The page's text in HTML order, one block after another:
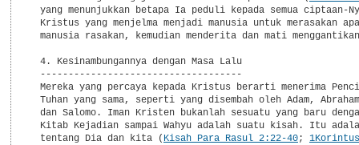
yang menunjukkan betapa Ia peduli kepada semua ciptaan-
Kristus yang menjelma menjadi manusia untuk merasakan
manusia rasakan, kemudian menderita dan mati
  4. Kesinambungannya dengan Masa Lalu
  ------------------------------------
Mereka yang percaya kepada Kristus berarti menerima
Tuhan yang sama, seperti yang disembah oleh Adam,
dan Salomo. Iman Kristen bukanlah sesuatu yang baru
Kitab Kejadian sampai Wahyu adalah suatu kisah. Itu
  tentang Dia dan kita (
Kisah Para Rasul 2:22-40;